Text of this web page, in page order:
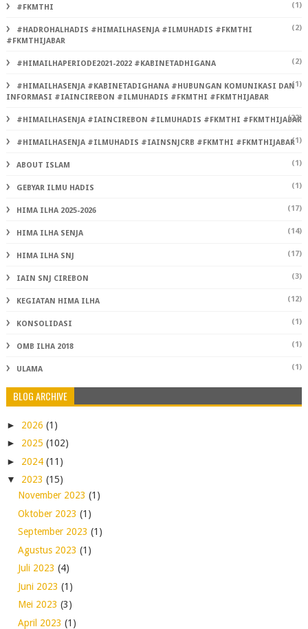
#FKMTHI (1)
#HADROHALHADIS #HIMAILHASENJA #ILMUHADIS #FKMTHI
#FKMTHIJABAR
(2)
#HIMAILHAPERIODE2021-2022 #KABINETADHIGANA (2)
#HIMAILHASENJA #KABINETADIGHANA #HUBUNGAN KOMUNIKASI DAN
INFORMASI #IAINCIREBON #ILMUHADIS #FKMTHI #FKMTHIJABAR
(1)
#HIMAILHASENJA #IAINCIREBON #ILMUHADIS #FKMTHI #FKMTHIJABAR
(22)
#HIMAILHASENJA #ILMUHADIS #IAINSNJCRB #FKMTHI #FKMTHIJABAR(1)
ABOUT ISLAM (1)
GEBYAR ILMU HADIS (1)
HIMA ILHA 2025-2026 (17)
HIMA ILHA SENJA (14)
HIMA ILHA SNJ (17)
IAIN SNJ CIREBON (3)
KEGIATAN HIMA ILHA (12)
KONSOLIDASI (1)
OMB ILHA 2018 (1)
ULAMA (1)
BLOG ARCHIVE
► 2026 (1)
► 2025 (102)
► 2024 (11)
▼ 2023 (15)
November 2023 (1)
Oktober 2023 (1)
September 2023 (1)
Agustus 2023 (1)
Juli 2023 (4)
Juni 2023 (1)
Mei 2023 (3)
April 2023 (1)